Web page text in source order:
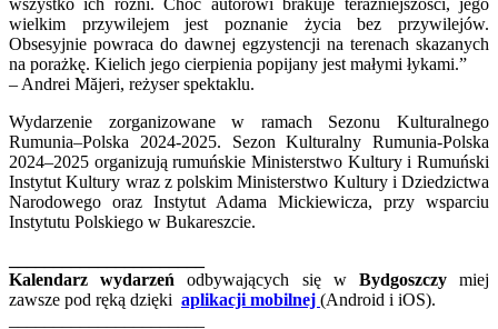
wszystko ich różni. Choć autorowi brakuje teraźniejszości, jego
wielkim przywilejem jest poznanie życia bez przywilejów.
Obsesyjnie powraca do dawnej egzystencji na terenach skazanych
na porażkę. Kielich jego cierpienia popijany jest małymi łykami.”
– Andrei Măjeri, reżyser spektaklu.
Wydarzenie zorganizowane w ramach Sezonu Kulturalnego
Rumunia–Polska 2024-2025. Sezon Kulturalny Rumunia-Polska
2024–2025 organizują rumuńskie Ministerstwo Kultury i Rumuński
Instytut Kultury wraz z polskim Ministerstwo Kultury i Dziedzictwa
Narodowego oraz Instytut Adama Mickiewicza, przy wsparciu
Instytutu Polskiego w Bukareszcie.
Kalendarz wydarzeńodbywających się w Bydgoszczymiej
zawsze pod ręką dzięki aplikacji mobilnej (Android i iOS).